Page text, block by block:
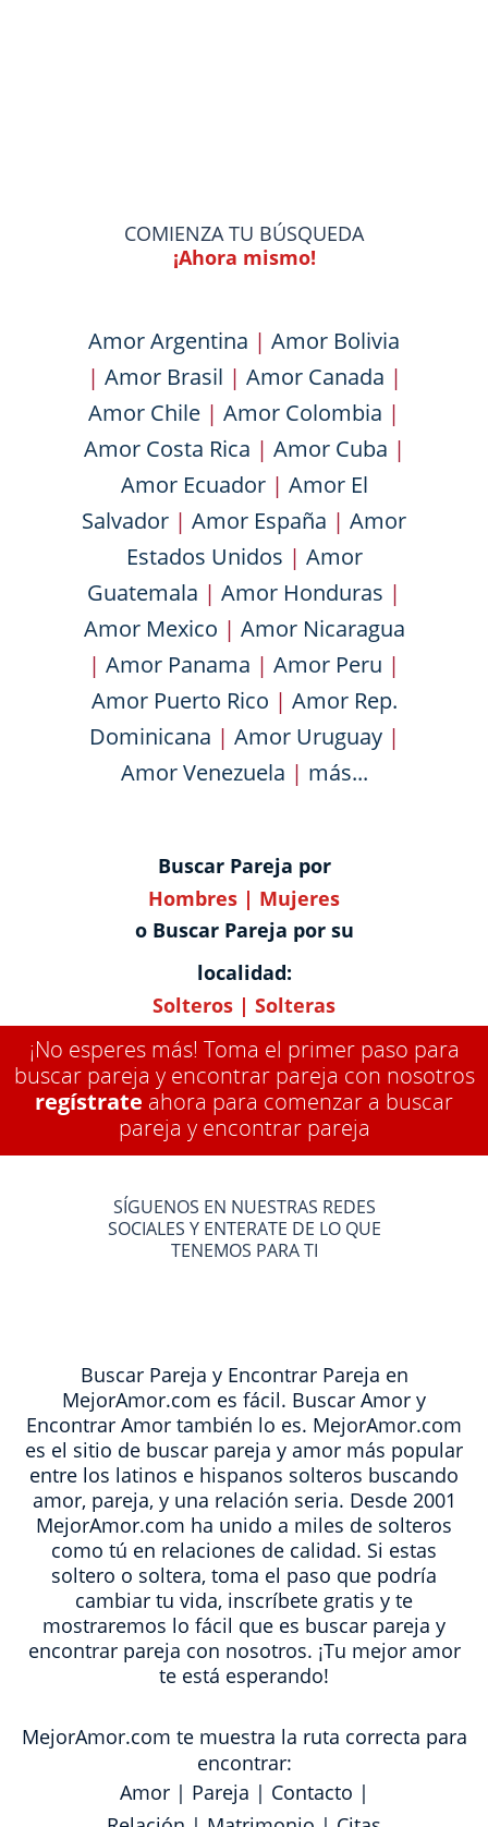
COMIENZA TU BÚSQUEDA
¡Ahora mismo!
Amor Argentina | Amor Bolivia
| Amor Brasil | Amor Canada |
Amor Chile | Amor Colombia |
Amor Costa Rica | Amor Cuba |
Amor Ecuador| Amor El
Salvador | Amor España | Amor
Estados Unidos | Amor
Guatemala | Amor Honduras |
Amor Mexico | Amor Nicaragua
| Amor Panama | Amor Peru |
Amor Puerto Rico | Amor Rep.
Dominicana | Amor Uruguay|
Amor Venezuela | más...
Buscar Pareja por
Hombres | Mujeres
o Buscar Pareja por su
localidad:
Solteros | Solteras
¡No esperes más! Toma el primer paso para
buscar pareja y encontrar pareja con nosotros
regístrate ahora para comenzar a buscar
pareja y encontrar pareja
SÍGUENOS EN NUESTRAS REDES
SOCIALES Y ENTERATE DE LO QUE
TENEMOS PARA TI
Buscar Pareja y Encontrar Pareja en
MejorAmor.com es fácil. Buscar Amor y
Encontrar Amor también lo es. MejorAmor.com
es el sitio de buscar pareja y amor más popular
entre los latinos e hispanos solteros buscando
amor, pareja, y una relación seria. Desde 2001
MejorAmor.com ha unido a miles de solteros
como tú en relaciones de calidad. Si estas
soltero o soltera, toma el paso que podría
cambiar tu vida, inscríbete gratis y te
mostraremos lo fácil que es buscar pareja y
encontrar pareja con nosotros. ¡Tu mejor amor
te está esperando!
MejorAmor.com te muestra la ruta correcta para
encontrar:
Amor| Pareja | Contacto |